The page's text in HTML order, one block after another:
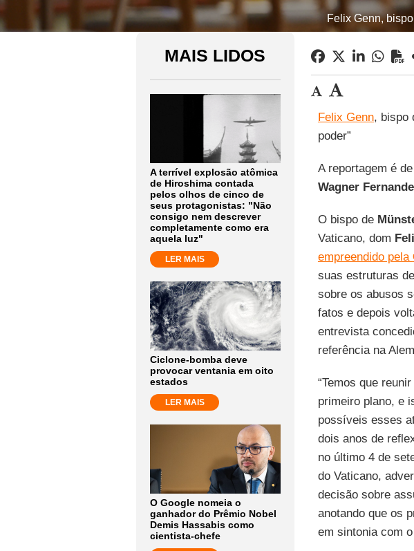
Felix Genn,
MAIS LIDOS
A terrível explosão atômica
de Hiroshima contada
pelos olhos de cinco de
seus protagonistas: "Não
consigo nem descrever
completamente como era
aquela luz"
LER MAIS
Ciclone-bomba deve
provocar ventania em oito
estados
LER MAIS
O Google nomeia o
ganhador do Prêmio Nobel
Demis Hassabis como
cientista-chefe
Felix Genn, bispo
poder”
A reportagem é de
Wagner
O bispo de
Vaticano, dom
empreendido pela
suas estruturas
sobre os abusos
fatos e depois
entrevista
referência na
“Temos que
primeiro plano, e
possíveis esses
dois anos de
no último 4 de
do Vaticano,
decisão sobre
anotando que os
em sintonia com